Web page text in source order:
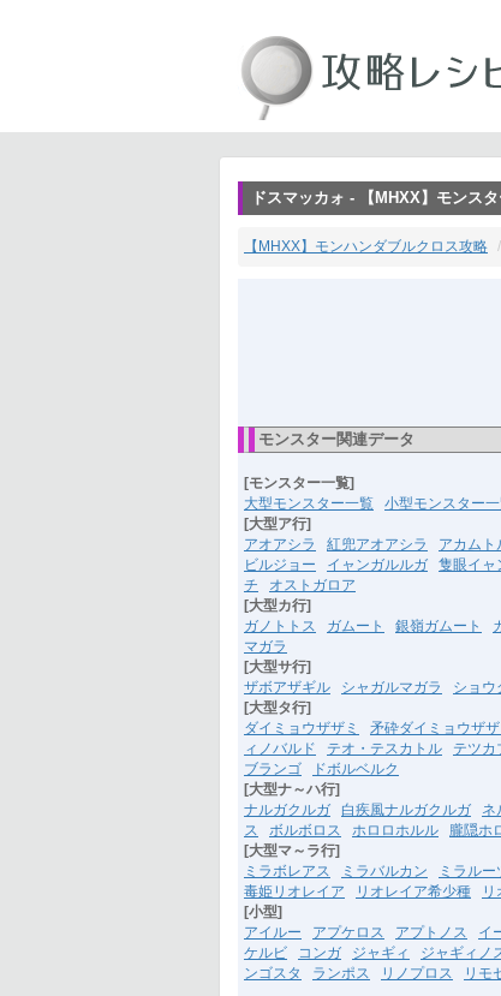
ドスマッカォ - 【MHXX】モンス
【MHXX】モンハンダブルクロス攻略
モンスター関連データ
[モンスター一覧]
大型モンスター一覧
小型モンスター
[大型ア行]
アオアシラ
紅兜アオアシラ アカムト
ビルジョー
イャンガルルガ 隻眼イャ
チ
オストガロア
[大型カ行]
ガノトトス
ガムート 銀嶺ガムート
マガラ
[大型サ行]
ザボアザギル
シャガルマガラ ショウ
[大型タ行]
ダイミョウザザミ
矛砕ダイミョウザザ
ィノバルド
テオ・テスカトル テツカ
ブランゴ
ドボルベルク
[大型ナ～ハ行]
ナルガクルガ
白疾風ナルガクルガ ネ
ス
ボルボロス ホロロホルル
朧隠ホ
[大型マ～ラ行]
ミラボレアス
ミラバルカン ミラルー
毒姫リオレイア
リオレイア希少種 リ
[小型]
アイルー
アプケロス アプトノス イ
ケルビ
コンガ ジャギィ ジャギィノ
ンゴスタ
ランポス リノプロス リモ